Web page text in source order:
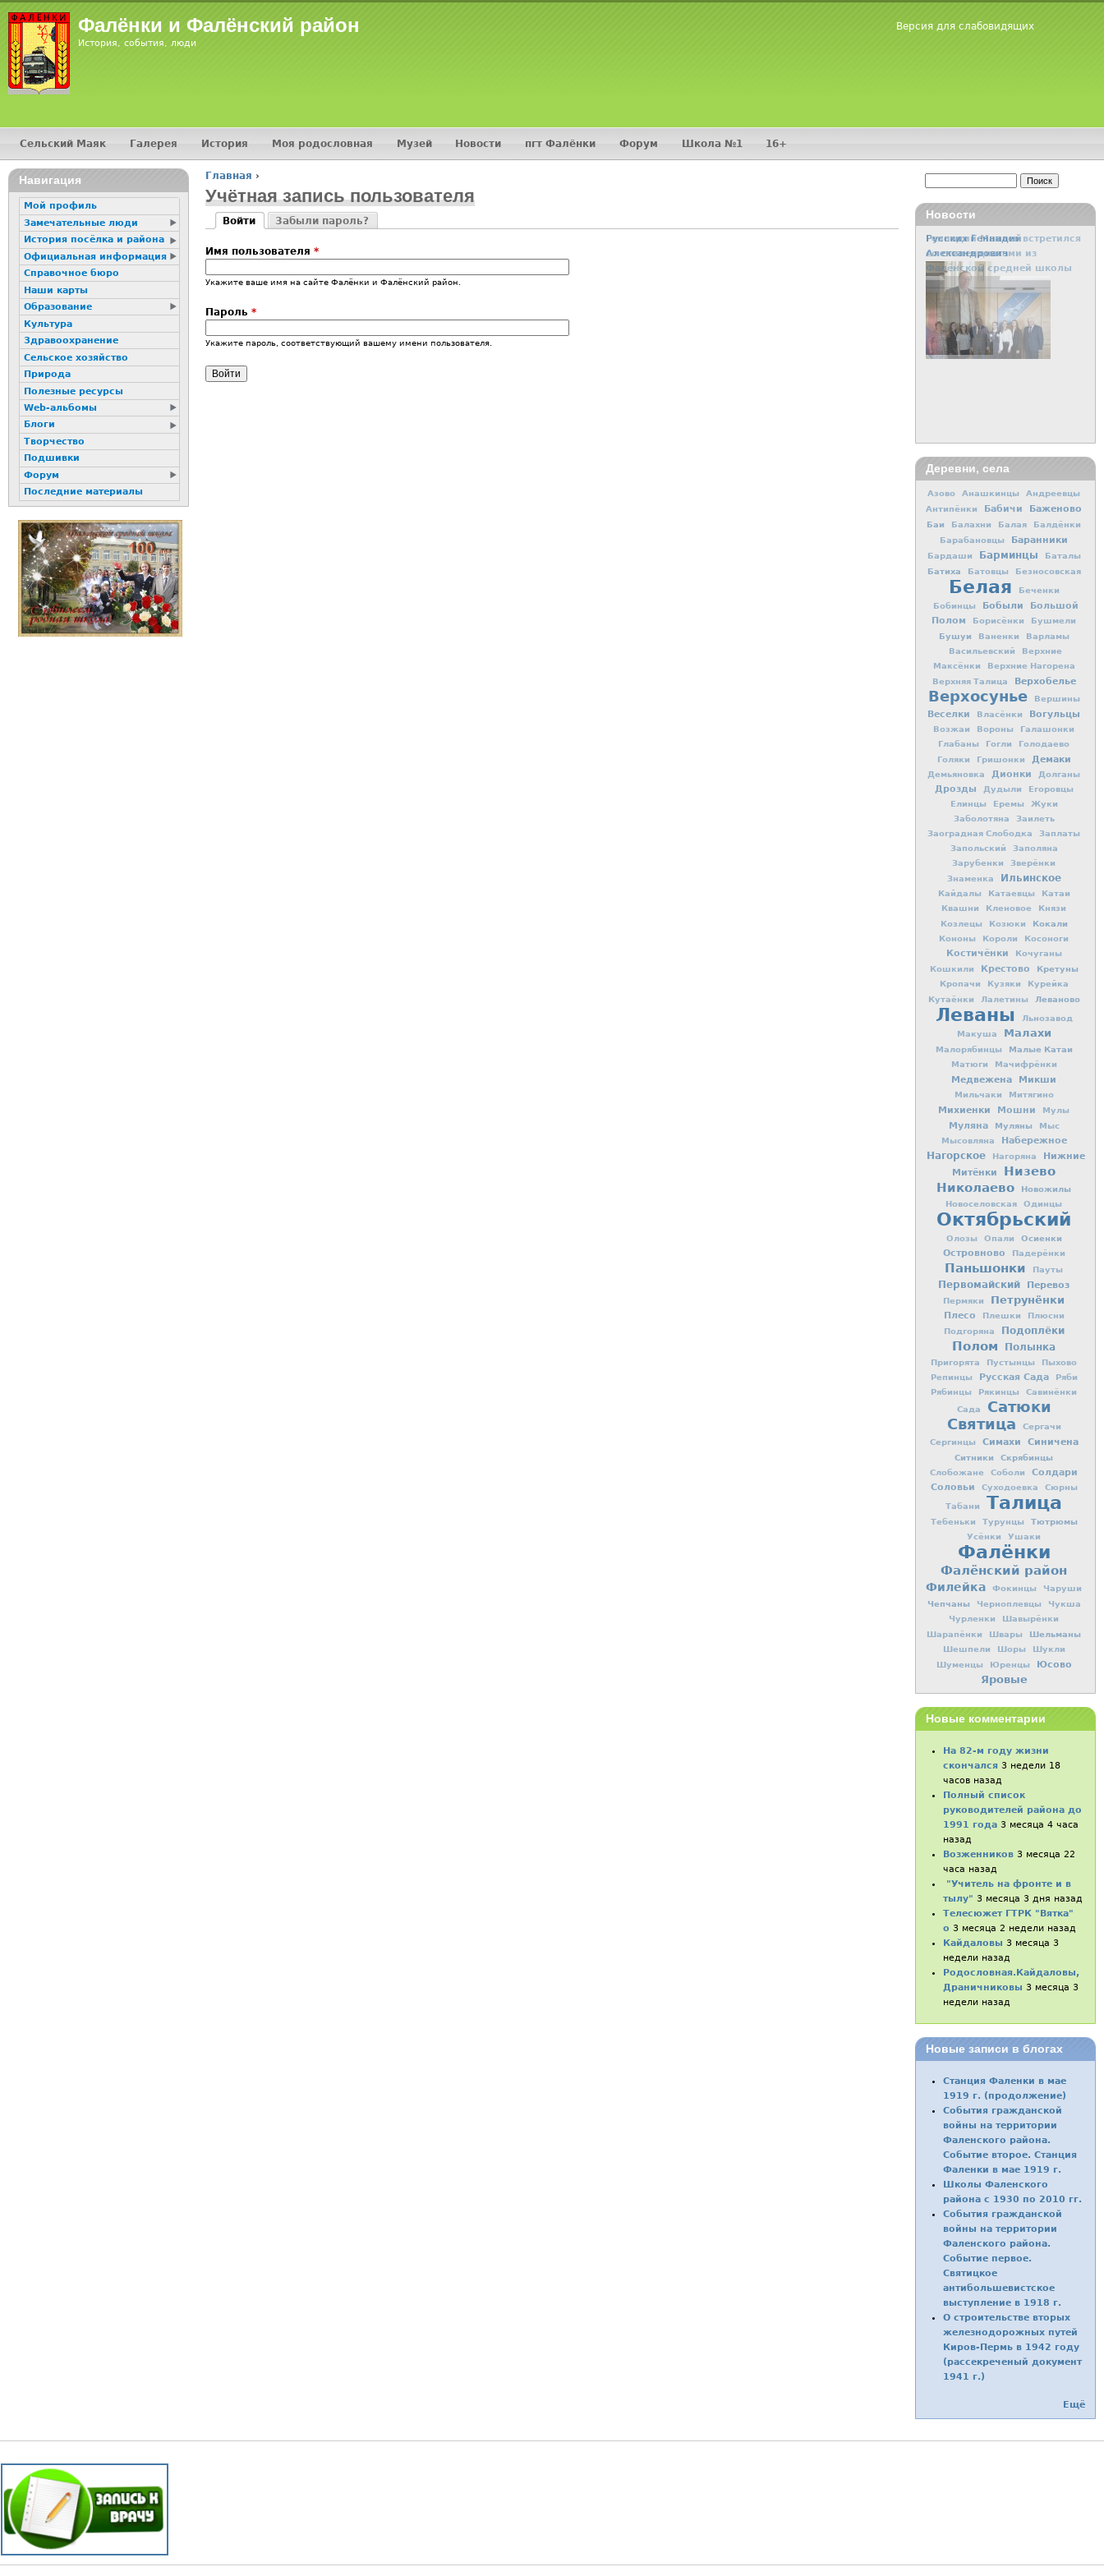
Фалёнки и Фалёнский район
История, события, люди
Версия для слабовидящих
Вы здесь
Главная ›
Учётная запись пользователя
Главные вкладки
Войти
Забыли пароль?
Имя пользователя *
Укажите ваше имя на сайте Фалёнки и Фалёнский район.
Пароль *
Укажите пароль, соответствующий вашему имени пользователя.
Главное меню
Сельский Маяк Галерея История Моя родословная Музей Новости пгт Фалёнки Форум Школа №1 16+
Навигация
Мой профиль
Замечательные люди
История посёлка и района
Официальная информация
Справочное бюро
Наши карты
Образование
Культура
Здравоохранение
Сельское хозяйство
Природа
Полезные ресурсы
Web-альбомы
Блоги
Творчество
Подшивки
Форум
Последние материалы
Новости
Геннадий Мамаев встретился
со стипендиатами из
Фалёнской средней школы
Деревни, села
Азово Анашкинцы
Андреевцы
Антипёнки
Бабичи Баженово
Баи Балахни Балая
Балдёнки
Барабановцы
Баранники
Бардаши Барминцы Баталы
Батиха Батовцы Безносовская
Белая
Беченки
Бобинцы
Бобыли
Большой
Полом
Борисёнки Бушмели
Бушуи Ваненки
Варламы
Васильевский
Верхние
Максёнки
Верхние Нагорена
Верхняя Талица
Верхобелье
Верхосунье Вершины
Веселки Власёнки Вогульцы
Возжаи Вороны
Галашонки
Глабаны
Гогли
Голодаево
Голяки
Гришонки Демаки
Демьяновка Дионки Долганы
Дрозды Дудыли
Егоровцы
Елинцы
Еремы
Жуки
Заболотяна
Заилеть
Заоградная Слободка
Заплаты
Запольский
Заполяна
Зарубенки
Зверёнки
Знаменка
Ильинское
Кайдалы Катаевцы
Катаи
Квашни
Кленовое
Князи
Козлецы
Козюки Кокали
Кононы Короли Косоноги
Костичёнки
Кочуганы
Кошкили
Крестово Кретуны
Кропачи Кузяки
Курейка
Кутаёнки
Лалетины Леваново
Леваны
Льнозавод
Макуша
Малахи
Малорябинцы Малые Катаи
Матюги Мачифрёнки
Медвежена Микши
Мильчаки Митягино
Михиенки Мошни Мулы
Муляна Муляны
Мыс
Мысовляна
Набережное
Нагорское Нагоряна
Нижние
Митёнки
Низево
Николаево
Новожилы
Новоселовская Одинцы
Октябрьский
Олозы Опали Осиенки
Островново Падерёнки
Паньшонки Пауты
Первомайский Перевоз
Пермяки Петрунёнки
Плесо Плешки
Плюсни
Подгоряна
Подоплёки
Полом Полынка
Пригорята Пустынцы
Пыхово
Репинцы
Русская Сада
Ряби
Рябинцы
Рякинцы
Савинёнки
Сада
Сатюки
Святица
Сергачи
Сергинцы
Симахи Синичена
Ситники Скрябинцы
Слобожане Соболи
Солдари
Соловьи
Суходоевка Сюрны
Табани Талица
Тебеньки Турунцы Тютрюмы
Усёнки Ушаки
Фалёнки
Фалёнский район
Филейка Фокинцы Чаруши
Чепчаны Черноплевцы
Чукша
Чурленки
Шавырёнки
Шарапёнки
Швары Шельманы
Шешпели Шоры
Шукли
Шуменцы
Юренцы Юсово
Яровые
Новые комментарии
На 82-м году жизни
скончался 3 недели 18
часов назад
Полный список
руководителей района до
1991 года 3 месяца 4 часа
назад
Возженников 3 месяца 22
часа назад
"Учитель на фронте и в
тылу" 3 месяца 3 дня назад
Телесюжет ГТРК "Вятка"
о 3 месяца 2 недели назад
Кайдаловы 3 месяца 3
недели назад
Родословная.Кайдаловы,
Драничниковы 3 месяца 3
недели назад
Новые записи в блогах
Станция Фаленки в мае
1919 г. (продолжение)
События гражданской
войны на территории
Фаленского района.
Событие второе. Станция
Фаленки в мае 1919 г.
Школы Фаленского
района с 1930 по 2010 гг.
События гражданской
войны на территории
Фаленского района.
Событие первое.
Святицкое
антибольшевистское
выступление в 1918 г.
О строительстве вторых
железнодорожных путей
Киров-Пермь в 1942 году
(рассекреченый документ
1941 г.)
Ещё